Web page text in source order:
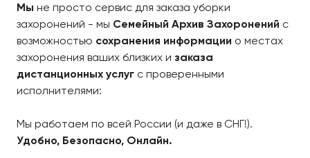
Мы не просто сервис для заказа уборки
захоронений - мы Семейный Архив Захоронений с
возможностью сохранения информации о местах
захоронения ваших близких и заказа
дистанционных услуг с проверенными
исполнителями:
Мы работаем по всей России (и даже в СНГ!).
Удобно, Безопасно, Онлайн.